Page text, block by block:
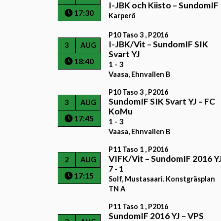
17:30
I-JBK och Kiisto –SundomIF
Karperö
3 AUG
18:40
P10 Taso 3 , P2016
I-JBK/Vit –SundomIF SIK
Svart YJ
1 - 3
Vaasa, Ehnvallen B
3 AUG
17:45
P10 Taso 3 , P2016
SundomIF SIK Svart YJ – FC
KoMu
1 - 3
Vaasa, Ehnvallen B
2 AUG
17:15
P11 Taso 1 , P2016
VIFK/Vit –SundomIF 2016
7 - 1
Solf, Mustasaari. Konstgräsplan
TN A
P11 Taso 1 , P2016
SundomIF 2016 YJ –VPS